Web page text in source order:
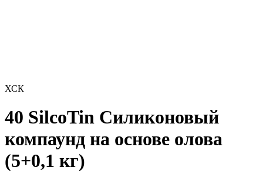
ХСК
40 SilcoTin Силиконовый
компаунд на основе олова
(5+0,1 кг)